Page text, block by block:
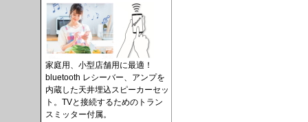
家庭用、小型店舗用に最適！
bluetooth レシーバー、アンプを
内蔵した天井埋込スピーカーセッ
ト。TVと接続するためのトラン
スミッター付属。